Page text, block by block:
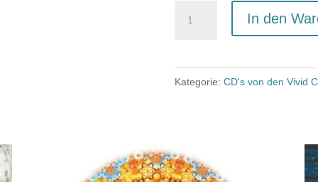
(2010)
Menge
In den
Kategorie: CD's von den Vivid